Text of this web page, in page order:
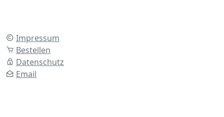
Impressum
Bestellen
Datenschutz
Email